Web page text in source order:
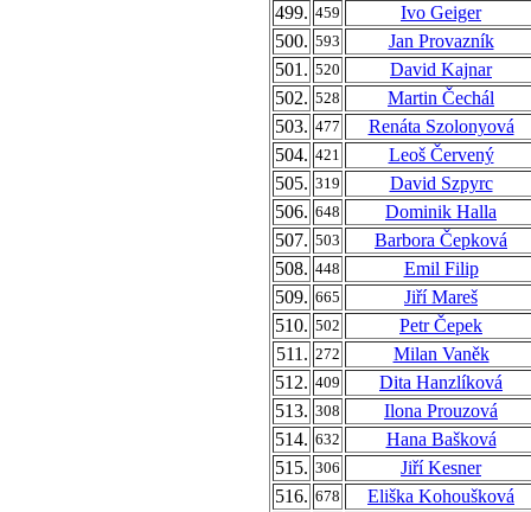
499. 459
Ivo Geiger
500. 593
Jan Provazník
501. 520
David Kajnar
502. 528
Martin Čechál
503. 477
Renáta Szolonyová
504. 421
Leoš Červený
505. 319
David Szpyrc
506. 648
Dominik Halla
507. 503
Barbora Čepková
508. 448
Emil Filip
509. 665
Jiří Mareš
510. 502
Petr Čepek
511. 272
Milan Vaněk
512. 409
Dita Hanzlíková
513. 308
Ilona Prouzová
514. 632
Hana Bašková
515. 306
Jiří Kesner
516. 678
Eliška Kohoušková